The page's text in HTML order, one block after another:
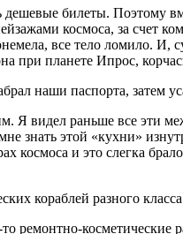
билеты. Поэтому
космоса, за счет
все тело ломило.
при планете Ипрос,
наши паспорта, затем
Я видел раньше все эти
знать этой «кухни»
и это слегка
кораблей разного
ремонтно-